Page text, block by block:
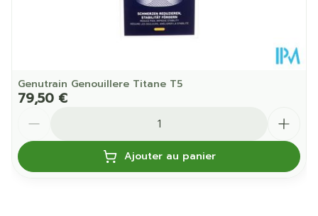
Genutrain Genouillere Titane T5
79,50 €
Ajouter au panier